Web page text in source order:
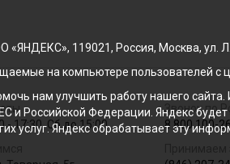
- 17:30, Сб до 15:00
Звонок по
8 800 100-
119021, Россия, Москва, ул.
на компьютере пользователей с
нам улучшить работу нашего
и Российской Федерации. Яндекс
услуг. Яндекс обрабатывает эту